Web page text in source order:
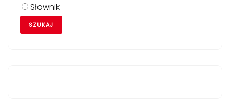
Słownik